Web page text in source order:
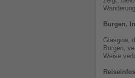
Burgen,
Glasgow,
Burgen,
Weise
Reiseinfos